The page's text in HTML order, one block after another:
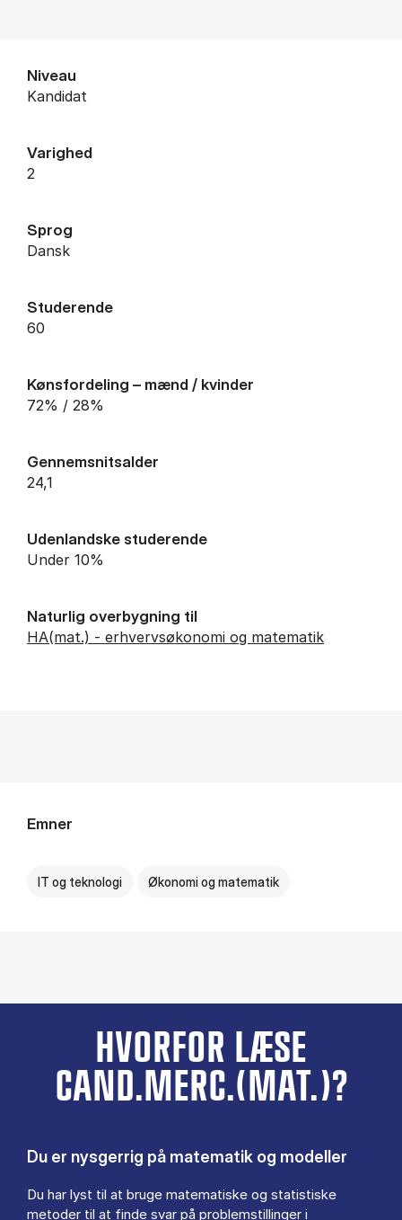
Niveau
Kandidat
Varighed
2
Sprog
Dansk
Studerende
60
Kønsfordeling – mænd / kvinder
72% / 28%
Gennemsnitsalder
24,1
Udenlandske studerende
Under 10%
Naturlig overbygning til
HA(mat.) - erhvervsøkonomi og matematik
Emner
IT og teknologi Økonomi og matematik
HVORFOR LÆSE
CAND.MERC.(MAT.)?
Du er nysgerrig på matematik og modeller
Du har lyst til at bruge matematiske og statistiske
metoder til at finde svar på problemstillinger i